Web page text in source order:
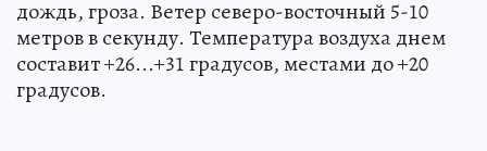
дождь, гроза. Ветер северо-восточный 5-10
метров в секунду. Температура воздуха днем
составит +26...+31 градусов, местами до +20
градусов.